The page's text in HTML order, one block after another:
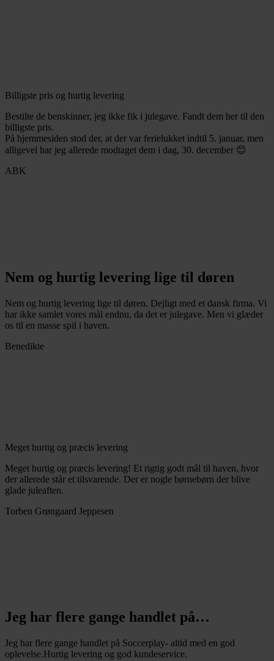
Billigste pris og hurtig levering
Bestilte de benskinner, jeg ikke fik i julegave. Fandt dem her til den
billigste pris.
På hjemmesiden stod der, at der var ferielukket indtil 5. januar, men
alligevel har jeg allerede modtaget dem i dag, 30. december 😊
ABK
Nem og hurtig levering lige til døren
Nem og hurtig levering lige til døren. Dejligt med et dansk firma. Vi
har ikke samlet vores mål endnu, da det er julegave. Men vi glæder
os til en masse spil i haven.
Benedikte
Meget hurtig og præcis levering
Meget hurtig og præcis levering! Et rigtig godt mål til haven, hvor
der allerede står et tilsvarende. Der er nogle børnebørn der blive
glade juleaften.
Torben Grøngaard Jeppesen
Jeg har flere gange handlet på…
Jeg har flere gange handlet på Soccerplay- altid med en god
oplevelse.Hurtig levering og god kundeservice.